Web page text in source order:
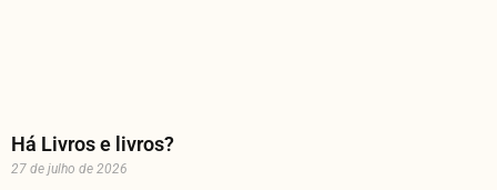
Há Livros e livros?
27 de julho de 2026